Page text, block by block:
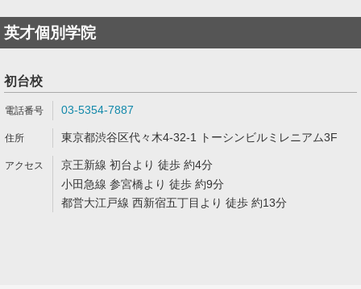
英才個別学院
初台校
03-5354-7887
東京都渋谷区代々木4-32-1 トーシンビルミレニアム3F
京王新線 初台より 徒歩 約4分
小田急線 参宮橋より 徒歩 約9分
都営大江戸線 西新宿五丁目より 徒歩 約13分